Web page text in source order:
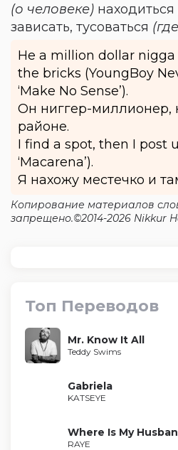
(о человеке) находиться
зависать, тусоваться
He a million dollar
the bricks (YoungBoy
‘Make No Sense’).
Он ниггер-миллионер,
районе.
I find a spot, then I post
‘Macarena’).
Я нахожу местечко и
Копирование материалов
запрещено.©2014-2026 Nikkur
Топ Переводов
Mr. Know It All
Teddy Swims
Gabriela
KATSEYE
Where Is My
RAYE